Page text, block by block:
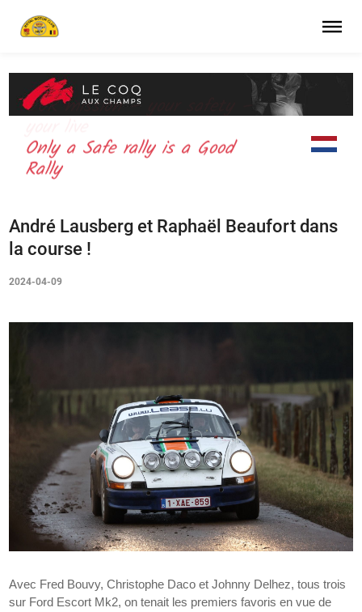
Only a Safe rally is a Good
OUR mission – your safety –
your live
André Lausberg et Raphaël Beaufort dans
la course !
2024-04-09
Avec Fred Bouvy, Christophe Daco et Johnny Delhez, tous trois
sur Ford Escort Mk2, on tenait les premiers favoris en vue de